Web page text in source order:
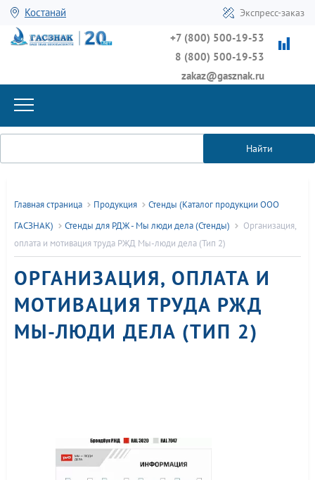
Костанай Экспресс-заказ
+7 (800) 500-19-53
8 (800) 500-19-53
zakaz@gasznak.ru
Найти
Главная страница Продукция
Стенды (Каталог продукции ООО
ГАСЗНАК)
Стенды для РДЖ - Мы люди дела (Стенды)
Организация,
оплата и мотивация труда РЖД Мы-люди дела (Тип 2)
ОРГАНИЗАЦИЯ, ОПЛАТА И
МОТИВАЦИЯ ТРУДА РЖД
МЫ-ЛЮДИ ДЕЛА (ТИП 2)